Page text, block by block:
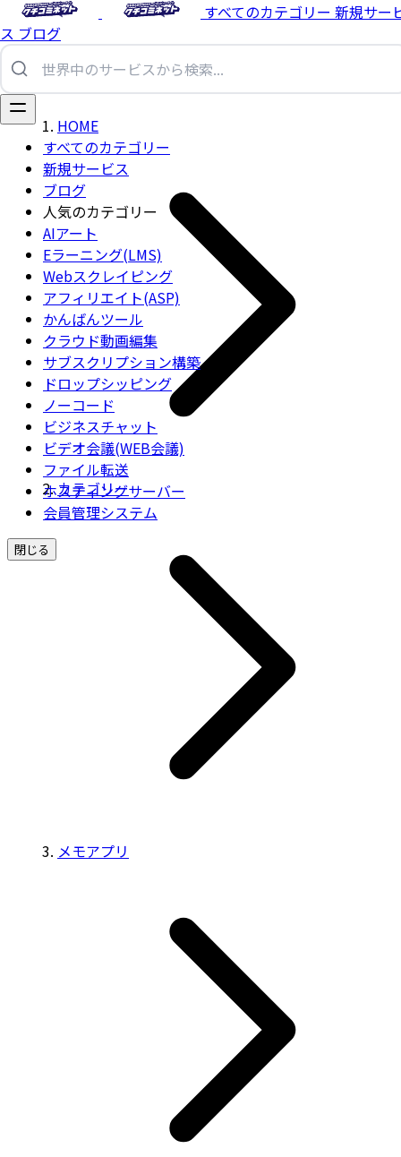
すべてのカテゴリー 新規サー
ス ブログ
すべてのカテゴリー
新規サービス
ブログ
人気のカテゴリー
AIアート
Eラーニング(LMS)
Webスクレイピング
アフィリエイト(ASP)
かんばんツール
クラウド動画編集
サブスクリプション構築
ドロップシッピング
ノーコード
ビジネスチャット
ビデオ会議(WEB会議)
ファイル転送
ホスティングサーバー
会員管理システム
閉じる
HOME
カテゴリー
メモアプリ